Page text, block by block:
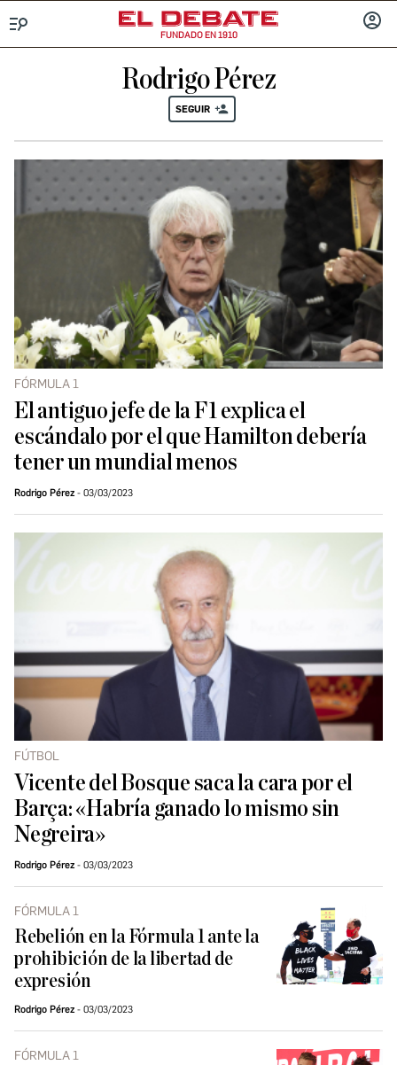
FUNDADO EN 1910
Rodrigo Pérez
SEGUIR
FÓRMULA 1
El antiguo jefe de la F1 explica el
escándalo por el que Hamilton debería
tener un mundial menos
Rodrigo Pérez 03/03/2023
FÚTBOL
Vicente del Bosque saca la cara por el
Barça: «Habría ganado lo mismo sin
Negreira»
Rodrigo Pérez 03/03/2023
FÓRMULA 1
Rebelión en la Fórmula 1 ante la
prohibición de la libertad de
expresión
Rodrigo Pérez 03/03/2023
FÓRMULA 1